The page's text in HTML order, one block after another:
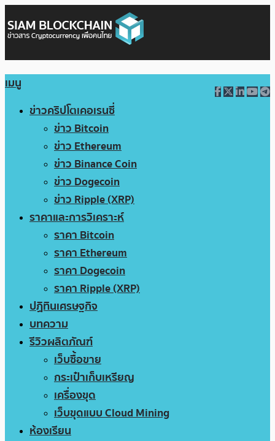
เมนู
ข่าวคริปโตเคอเรนซี่
ข่าว Bitcoin
ข่าว Ethereum
ข่าว Binance Coin
ข่าว Dogecoin
ข่าว Ripple (XRP)
ราคาและการวิเคราะห์
ราคา Bitcoin
ราคา Ethereum
ราคา Dogecoin
ราคา Ripple (XRP)
ปฏิทินเศรษฐกิจ
บทความ
รีวิวผลิตภัณฑ์
เว็บซื้อขาย
กระเป๋าเก็บเหรียญ
เครื่องขุด
เว็บขุดแบบ Cloud Mining
ห้องเรียน